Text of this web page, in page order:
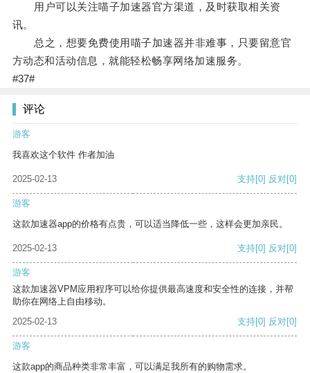
用户可以关注喵子加速器官方渠道，及时获取相关资
讯。
总之，想要免费使用喵子加速器并非难事，只要留意官
方动态和活动信息，就能轻松畅享网络加速服务。
#37#
评论
游客
我喜欢这个软件 作者加油
2025-02-13 支持[0] 反对[0]
游客
这款加速器app的价格有点贵，可以适当降低一些，这样会更加亲民。
2025-02-13 支持[0] 反对[0]
游客
这款加速器VPM应用程序可以给你提供最高速度和安全性的连接，并帮
助你在网络上自由移动。
2025-02-13
支持[0] 反对[0]
游客
这款app的商品种类非常丰富，可以满足我所有的购物需求。